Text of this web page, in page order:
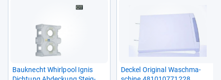
Bau­knecht Whirl­pool Ignis
Deckel Ori­gi­nal Wasch­ma­